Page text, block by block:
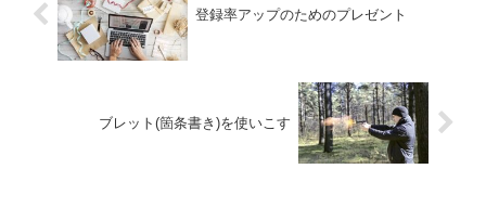
登録率アップのためのプレゼント
ブレット(箇条書き)を使いこす